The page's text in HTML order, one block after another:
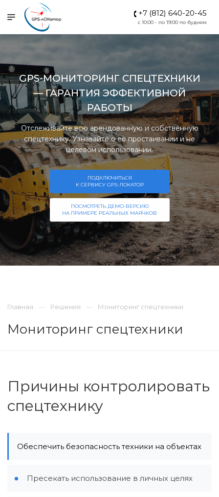
+7 (812) 640-20-45
c 10:00 - по 19:00 по будням
GPS-МОНИТОРИНГ СПЕЦТЕХНИКИ
— ГАРАНТИЯ ЭФФЕКТИВНОЙ
РАБОТЫ
Отслеживайте всю арендованную и собственную
спецтехнику. Узнавайте о ее простаивании и не
целевом использовании.
ПОДКЛЮЧИТЬСЯ
К СЕРВИСУ GPS-ЛОКАТОР
ПОСМОТРЕТЬ ДЕМО-ВЕРСИЮ
НА ПРИМЕРЕ РЕАЛЬНЫХ МАЯЧКОВ
Главная Решения Мониторинг спецтехники
Мониторинг спецтехники
Причины контролировать
спецтехнику
Обеспечить безопасность техники на объектах
Пресекать использование в личных целях